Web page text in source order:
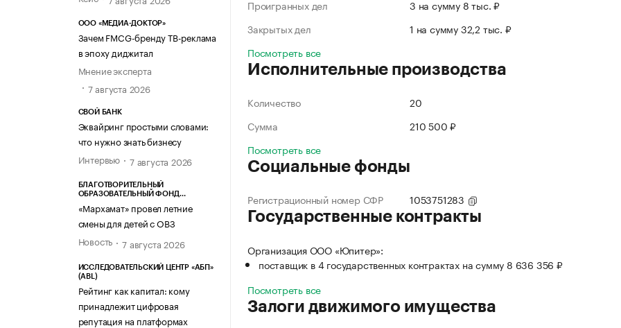
ООО «МЕДИА-ДОКТОР»
Зачем FMCG-бренду ТВ-реклама
в эпоху диджитал
Мнение эксперта
7 августа 2026
СВОЙ БАНК
Эквайринг простыми словами:
что нужно знать бизнесу
Интервью
7 августа 2026
БЛАГОТВОРИТЕЛЬНЫЙ
ОБРАЗОВАТЕЛЬНЫЙ ФОНД
«Мархамат» провел летние
смены для детей с ОВЗ
Новость
7 августа 2026
ИССЛЕДОВАТЕЛЬСКИЙ ЦЕНТР «АБП»
(ABL)
Рейтинг как капитал: кому
принадлежит цифровая
репутация на платформах
Проигранных дел
3 на сумму 8 тыс. ₽
Закрытых дел
1 на сумму 32,2 тыс. ₽
Посмотреть все
Исполнительные производства
Количество
20
Сумма
210 500 ₽
Посмотреть все
Социальные фонды
Регистрационный номер СФР 1053751283
Государственные контракты
Организация ООО «Юпитер»:
поставщик в 4 государственных контрактах на сумму 8 636 356 ₽
Посмотреть все
Залоги движимого имущества